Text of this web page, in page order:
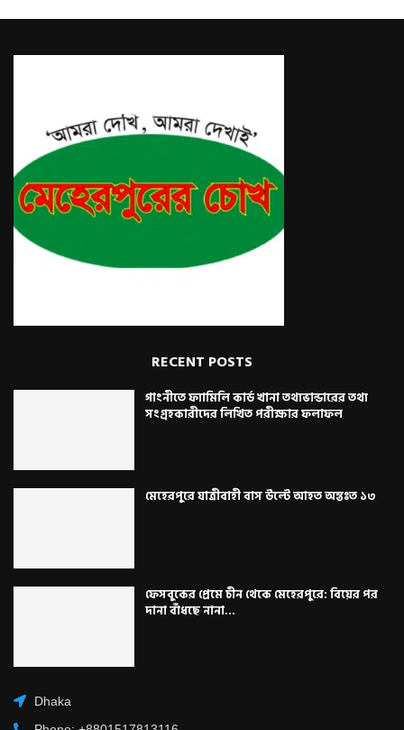
RECENT POSTS
গাংনীতে ফ্যামিলি কার্ড খানা তথ্যভান্ডারের তথ্য
সংগ্রহকারীদের লিখিত পরীক্ষার ফলাফল
মেহেরপুরে যাত্রীবাহী বাস উল্টে আহত অন্তঃত ১৩
ফেসবুকের প্রেমে চীন থেকে মেহেরপুরে: বিয়ের পর
দানা বাঁধছে নানা...
Dhaka